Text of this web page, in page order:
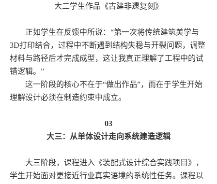
大二学生作品《古建非遗复刻》
正如学生在反馈中所说：“第一次将传统建筑美学与
3D打印结合，过程中不断遇到结构失稳与开裂问题，调整
材料与路径后才完成成型，这让我真正理解了工程中的试
错逻辑。”
这一阶段的核心不在于“做出作品”，而在于学生开始
理解设计必须在制造约束中成立。
03
大三：从单体设计走向系统建造逻辑
大三阶段，课程进入《装配式设计综合实践项目》，
学生开始面对更接近行业真实语境的系统性任务。课程以